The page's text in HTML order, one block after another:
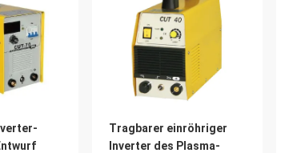
Tragbarer einröhriger
Inverter des Plasma-